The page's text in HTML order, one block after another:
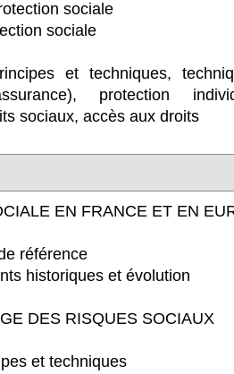
sociale
sociale
et techniques,
protection
sociaux, accès aux droits
EN FRANCE ET EN
et évolution
DES RISQUES SOCIAUX
techniques